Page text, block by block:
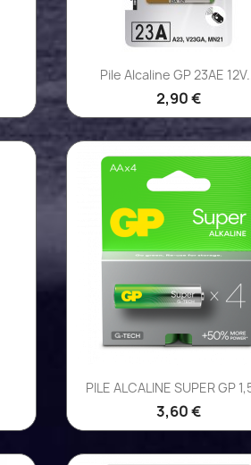
Aperçu rapide
Pile Alcaline GP 23AE
2,90 €
Aperçu rapide
PILE ALCALINE SUPER GP
3,60 €